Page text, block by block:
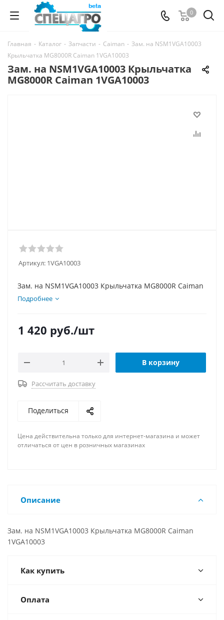
0
Главная - Каталог - Запчасти - Caiman - Зам. на NSM1VGA10003
Крыльчатка MG8000R Caiman 1VGA10003
Зам. на NSM1VGA10003 Крыльчатка
MG8000R Caiman 1VGA10003
Артикул: 1VGA10003
Зам. на NSM1VGA10003 Крыльчатка MG8000R Caiman
Подробнее
1 420 руб./шт
В корзину
Рассчитать доставку
Поделиться
Цена действительна только для интернет-магазина и может
отличаться от цен в розничных магазинах
Описание
Зам. на NSM1VGA10003 Крыльчатка MG8000R Caiman
1VGA10003
Как купить
Оплата